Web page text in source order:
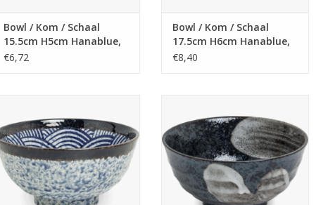
Bowl / Kom / Schaal
15.5cm H5cm Hanablue,
Japan
€6,72
Bowl / Kom / Schaal
17.5cm H6cm Hanablue,
Japan
€8,40
Japanese Wave
TOEVOEGEN AAN WINKELWAGEN
TOEVOEGEN AAN WINKELWAGEN